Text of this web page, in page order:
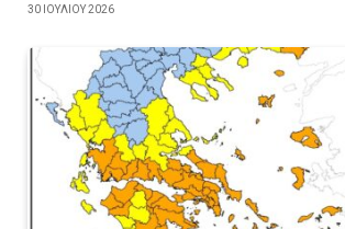
30 ΙΟΥΛΊΟΥ 2026